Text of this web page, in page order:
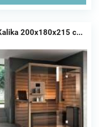
200x180x215 с...